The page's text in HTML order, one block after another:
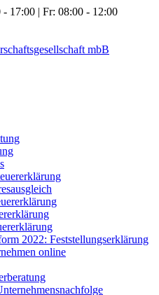
17:00 | Fr: 08:00 - 12:00
2022: Feststellungserklärung
online